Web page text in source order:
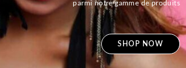
parmi notre gamme de produits
SHOP NOW